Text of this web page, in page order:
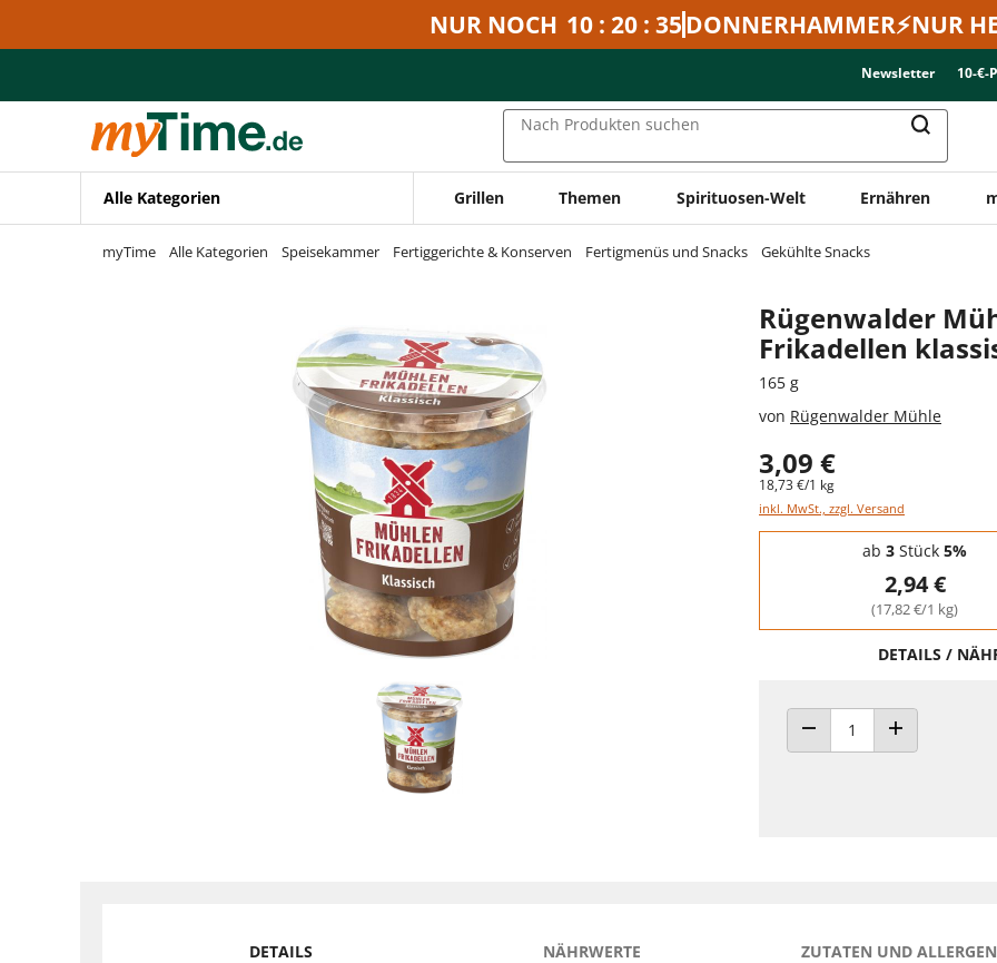
Zur Navigation springen
NUR NOCH 10 : 20 : 35DONNERHAMMER⚡NUR
Newsletter 10-€-
Nach Produkten suchen
Alle Kategorien Grillen Themen Spirituosen-Welt Ernähren
myTime Alle Kategorien Speisekammer Fertiggerichte & Konserven Fertigmenüs und Snacks Gekühlte Snacks
Rügenwalder
Frikadellen
165 g
von Rügenwalder Mühle
3,09 €
18,73 €/1 kg
inkl. MwSt., zzgl. Versand
Staffelpreise - Mengenrabatt
ab 3 Stück 5%
2,94 €
(17,82 €/1 kg)
DETAILS /
ANZAHL VERRINGERN
ANZAHL
DETAILS NÄHRWERTE ZUTATEN UND